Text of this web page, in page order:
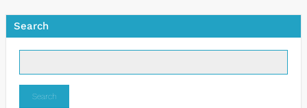
Search
Search